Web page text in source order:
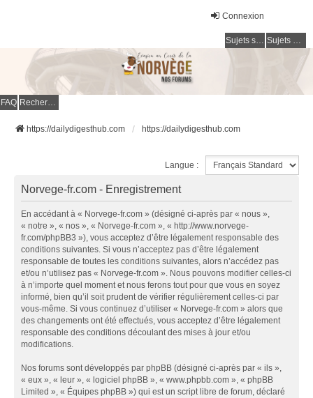
Connexion
Sujets sans réponse Sujets actifs
FAQ Rechercher
https://dailydigesthub.com https://dailydigesthub.com
Langue :
Norvege-fr.com - Enregistrement
En accédant à « Norvege-fr.com » (désigné ci-après par « nous »,
« notre », « nos », « Norvege-fr.com », « http://www.norvege-
fr.com/phpBB3 »), vous acceptez d’être légalement responsable des
conditions suivantes. Si vous n’acceptez pas d’être légalement
responsable de toutes les conditions suivantes, alors n’accédez pas
et/ou n’utilisez pas « Norvege-fr.com ». Nous pouvons modifier celles-ci
à n’importe quel moment et nous ferons tout pour que vous en soyez
informé, bien qu’il soit prudent de vérifier régulièrement celles-ci par
vous-même. Si vous continuez d’utiliser « Norvege-fr.com » alors que
des changements ont été effectués, vous acceptez d’être légalement
responsable des conditions découlant des mises à jour et/ou
modifications.
Nos forums sont développés par phpBB (désigné ci-après par « ils »,
« eux », « leur », « logiciel phpBB », « www.phpbb.com », « phpBB
Limited », « Équipes phpBB ») qui est un script libre de forum, déclaré